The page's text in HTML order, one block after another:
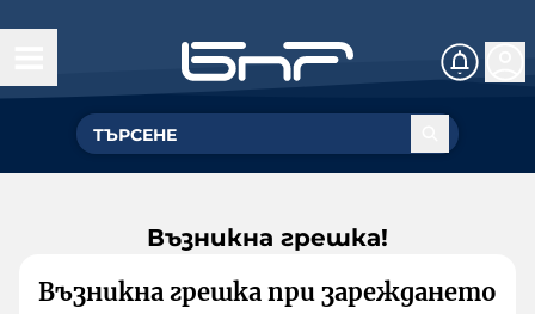
Възникна грешка!
Възникна грешка при зареждането